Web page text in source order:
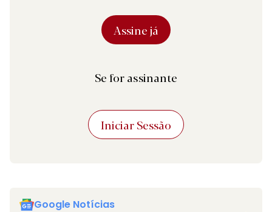
Assine já
Se for assinante
Iniciar Sessão
Google Notícias